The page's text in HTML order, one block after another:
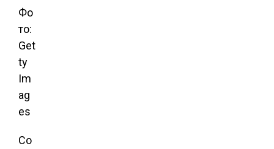
Фо
то:
Get
ty
Im
ag
es
Со